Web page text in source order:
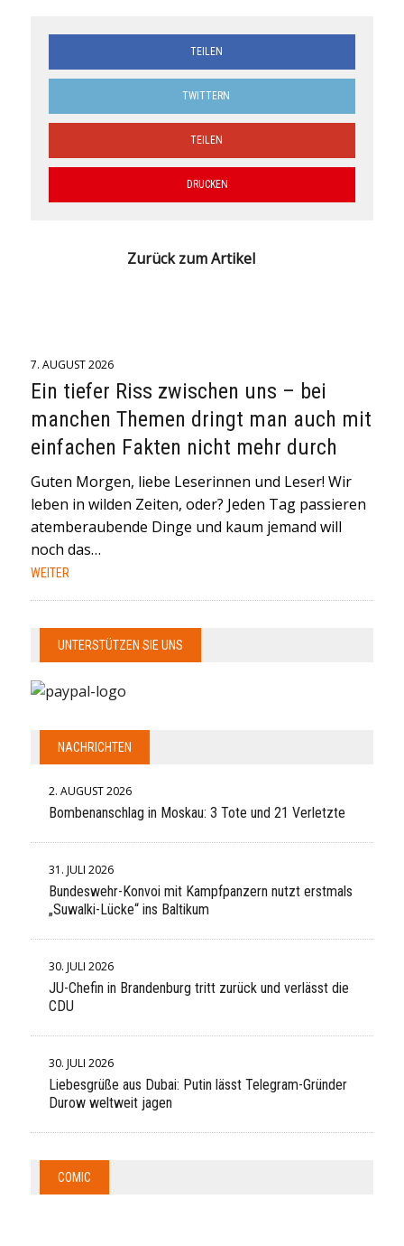
TEILEN
TWITTERN
TEILEN
DRUCKEN
Zurück zum Artikel
7. AUGUST 2026
Ein tiefer Riss zwischen uns – bei
manchen Themen dringt man auch mit
einfachen Fakten nicht mehr durch
Guten Morgen, liebe Leserinnen und Leser! Wir
leben in wilden Zeiten, oder? Jeden Tag passieren
atemberaubende Dinge und kaum jemand will
noch das…
WEITER
UNTERSTÜTZEN SIE UNS
NACHRICHTEN
2. AUGUST 2026
Bombenanschlag in Moskau: 3 Tote und 21 Verletzte
31. JULI 2026
Bundeswehr-Konvoi mit Kampfpanzern nutzt erstmals
„Suwalki-Lücke“ ins Baltikum
30. JULI 2026
JU-Chefin in Brandenburg tritt zurück und verlässt die
CDU
30. JULI 2026
Liebesgrüße aus Dubai: Putin lässt Telegram-Gründer
Durow weltweit jagen
COMIC